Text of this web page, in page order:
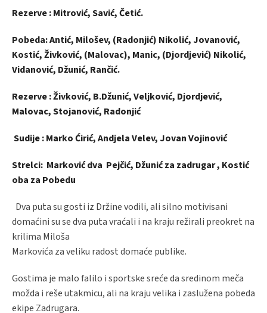
Rezerve : Mitrović, Savić, Četić.
Pobeda: Antić, Milošev, (Radonjić) Nikolić, Jovanović,
Kostić, Živković, (Malovac), Manic, (Djordjević) Nikolić,
Vidanović, Džunić, Rančić.
Rezerve : Živković, B.Džunić, Veljković, Djordjević,
Malovac, Stojanović, Radonjić
Sudije : Marko Ćirić, Andjela Velev, Jovan Vojinović
Strelci: Marković dva Pejčić, Džunić za zadrugar , Kostić
oba za Pobedu
Dva puta su gosti iz Držine vodili, ali silno motivisani
domaćini su se dva puta vraćali i na kraju režirali preokret na
krilima Miloša
Markovića za veliku radost domaće publike.
Gostima je malo falilo i sportske sreće da sredinom meča
možda i reše utakmicu, ali na kraju velika i zaslužena pobeda
ekipe Zadrugara.